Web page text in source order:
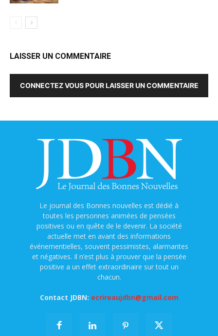
LAISSER UN COMMENTAIRE
CONNECTEZ VOUS POUR LAISSER UN COMMENTAIRE
Le journal des Bonnes nouvelles est dédié à
toutes les personnes animées de pensées
positives ou en quête de le devenir. La société
actuelle met en avant des informations
événementielles, souvent pessimistes, alarmantes
et négatives. Il n’est plus à prouver que la pensée
positive a un effet extraordinaire sur tout un
chacun.
Contact JDBN: ecrireaujdbn@gmail.com